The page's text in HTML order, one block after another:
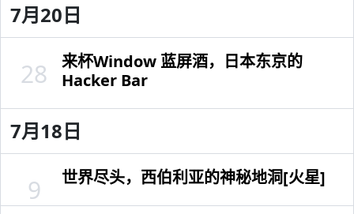
7月20日
来杯Window 蓝屏酒，日本东京的
Hacker Bar
28
7月18日
世界尽头，西伯利亚的神秘地洞[火星]
9